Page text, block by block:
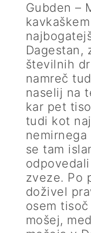
Gubden –
Dagestan,
številnih
namreč
naselij na
kar pet
tudi kot
nemirnega
se tam
zveze. Po
doživel
osem
mošej,